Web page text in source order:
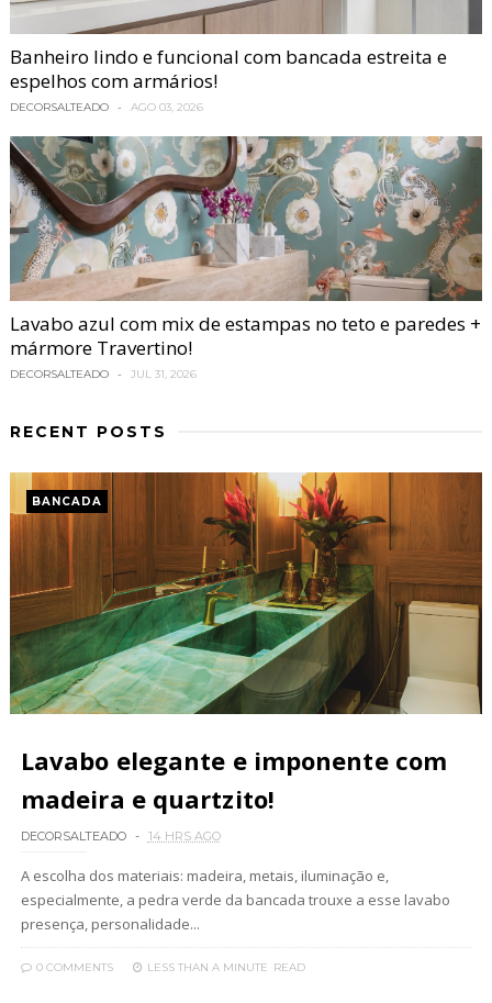
Banheiro lindo e funcional com bancada estreita e
espelhos com armários!
DECORSALTEADO AGO 03, 2026
Lavabo azul com mix de estampas no teto e paredes +
mármore Travertino!
DECORSALTEADO JUL 31, 2026
RECENT POSTS
BANCADA
Lavabo elegante e imponente com
madeira e quartzito!
DECORSALTEADO 14 HRS AGO
A escolha dos materiais: madeira, metais, iluminação e,
especialmente, a pedra verde da bancada trouxe a esse lavabo
presença, personalidade...
0 COMMENTS LESS THAN A MINUTE READ